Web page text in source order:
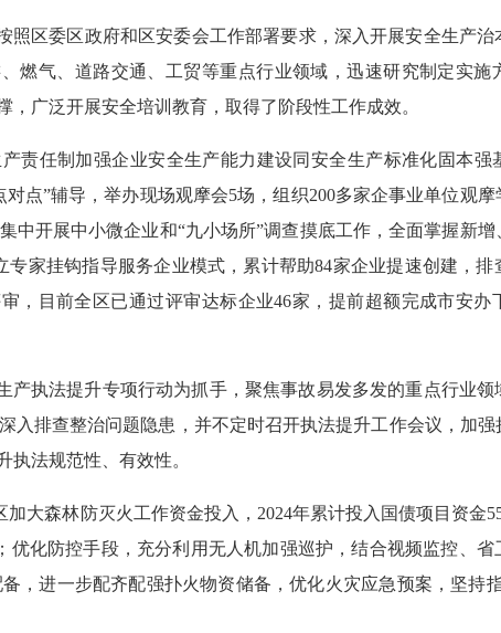
照 区委区政府和区安委会工作部署要求，深入开展安全生产
燃气、道路交通、工贸等重点行业领域，迅速研究制定实施
，广泛开展安全培训教育，取得了阶段性工作成效。
责任制加强企业安全生产能力建设同安全生产标准化固本强
对点”辅导 ，举办现场观摩会5场，组织200多家企事业单位观
开展中小微企业和“九小场所”调查摸底工作，全面掌握新增
家挂钩指导服务企业模式，累计帮助84家企业提速创建，排
，目前全区已通过评审达标企业46家，提前超额完成市安办
产执法提升专项行动为抓手，聚焦事故易发多发的重点行业
入排查整治问题隐患，并不定时召开执法提升工作会议，加
法规范性、有效性。
加大森林防灭火工作资金投入， 2024年累计投入国债项目资金
化防控手段，充分利用无人机加强巡护，结合视频监控、省
，进一步配齐配强扑火物资储备，优化火灾应急预案，坚持